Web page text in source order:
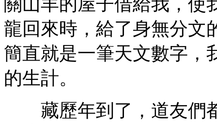
龍回來時，給了身無分文
簡直就是一筆天文數字，
的生計。
藏歷年到了，道友們